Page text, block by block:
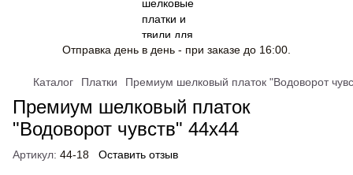
Отправка день в день - при заказе до 16:00.
Каталог Платки Премиум шелковый платок "Водоворот
Премиум шелковый платок
"Водоворот чувств" 44х44
Артикул: 44-18 Оставить отзыв